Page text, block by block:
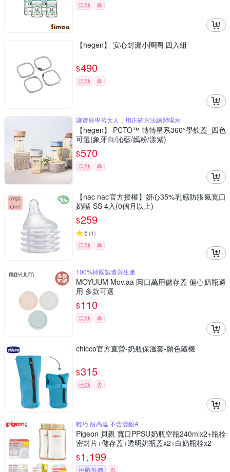
活動 券
【hegen】 安心封漏小圈圈 四入組
$490
活動 券
讓寶貝學習大人，用正確方法練習喝水
【hegen】 PCTO™ 轉轉星系360°學飲蓋_四色
可選(象牙白/沁藍/嫣粉/漾紫)
$570
活動 券
【nac nac官方授權】妍心35%乳感防脹氣寬口
奶嘴-SS 4入(0個月以上)
$259
5 (1)
活動 券
100%韓國製造與生產
MOYUUM Mov.aa 圓口萬用儲存蓋 偏心奶瓶適
用 多款可選
$110
活動 券
chicco官方直營-奶瓶保溫套-顏色隨機
$315
活動 券
輕巧 耐高溫 不含雙酚A
Pigeon 貝親 寬口PPSU奶瓶空瓶240mlx2+瓶栓
密封片+儲存蓋+透明奶瓶蓋x2+白奶瓶栓x2
$1,199
挑戰低價 券